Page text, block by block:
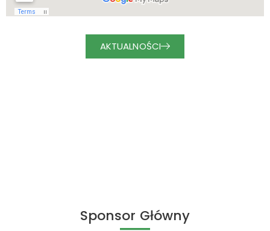
AKTUALNOŚCI
Sponsor Główny